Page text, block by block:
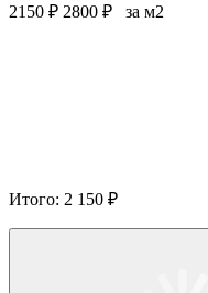
2150 ₽ 2800 ₽ за м2
Итого: 2 150 ₽